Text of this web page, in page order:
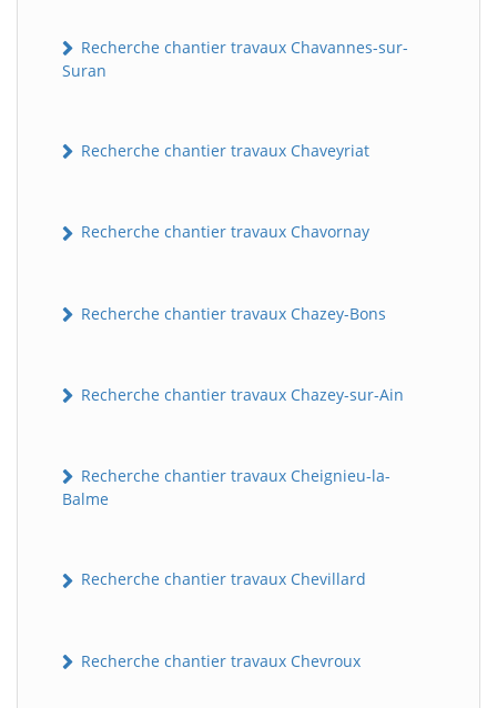
Recherche chantier travaux Chavannes-sur-
Suran
Recherche chantier travaux Chaveyriat
Recherche chantier travaux Chavornay
Recherche chantier travaux Chazey-Bons
Recherche chantier travaux Chazey-sur-Ain
Recherche chantier travaux Cheignieu-la-
Balme
Recherche chantier travaux Chevillard
Recherche chantier travaux Chevroux